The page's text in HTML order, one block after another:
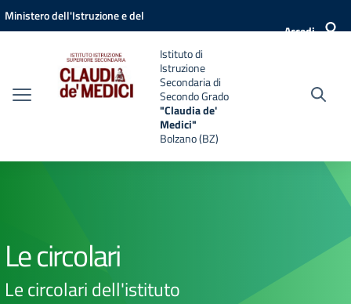
Vai ai contenuti
Vai al menu di navigazione
Vai al footer
Ministero dell'Istruzione e del
Accedi
Istituto di
Istruzione
Secondaria di
Secondo Grado
"Claudia de'
Medici"
Bolzano (BZ)
Le circolari
Le circolari dell'istituto